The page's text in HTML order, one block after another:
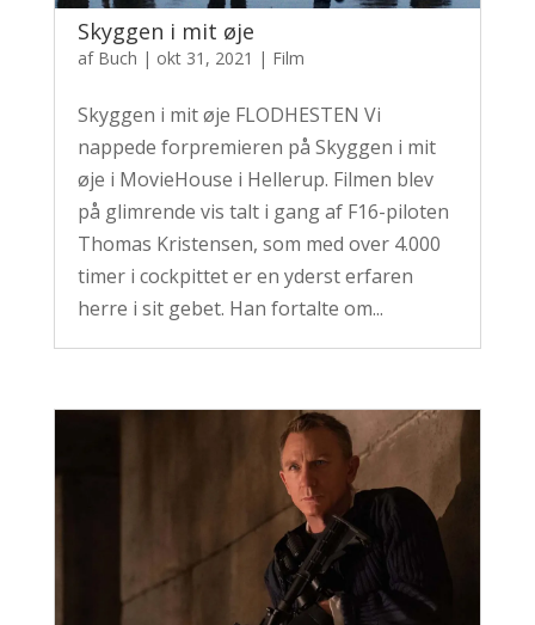
Skyggen i mit øje
af Buch | okt 31, 2021 | Film
Skyggen i mit øje FLODHESTEN Vi
nappede forpremieren på Skyggen i mit
øje i MovieHouse i Hellerup. Filmen blev
på glimrende vis talt i gang af F16-piloten
Thomas Kristensen, som med over 4.000
timer i cockpittet er en yderst erfaren
herre i sit gebet. Han fortalte om...